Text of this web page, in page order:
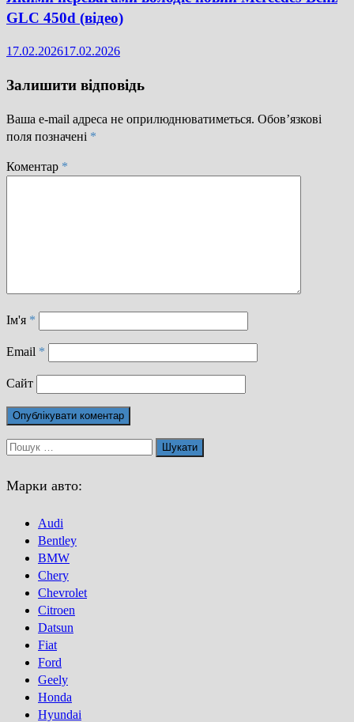
GLC 450d (відео)
17.02.202617.02.2026
Залишити відповідь
Ваша e-mail адреса не оприлюднюватиметься. Обов’язкові
поля позначені *
Коментар *
Ім'я *
Email *
Сайт
Пошук:
Марки авто:
Audi
Bentley
BMW
Chery
Chevrolet
Citroen
Datsun
Fiat
Ford
Geely
Honda
Hyundai